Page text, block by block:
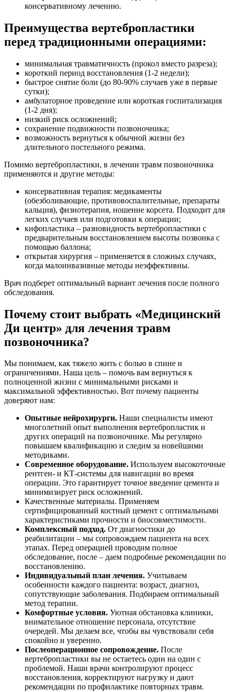
консервативному лечению.
Преимущества вертебропластики
перед традиционными операциями:
минимальная травматичность (прокол вместо разреза);
короткий период восстановления (1-2 недели);
быстрое снятие боли (до 80-90% случаев уже в первые
сутки);
амбулаторное проведение или короткая госпитализация
(1-2 дня);
низкий риск осложнений;
сохранение подвижности позвоночника;
возможность вернуться к обычной жизни без
длительного постельного режима.
Помимо вертебропластики, в лечении травм позвоночника
применяются и другие методы:
консервативная терапия: медикаменты
(обезболивающие, противовоспалительные, препараты
кальция), физиотерапия, ношение корсета. Подходит для
легких случаев или подготовки к операции;
кифопластика – разновидность вертебропластики с
предварительным восстановлением высоты позвонка с
помощью баллона;
открытая хирургия – применяется в сложных случаях,
когда малоинвазивные методы неэффективны.
Врач подберет оптимальный вариант лечения после полного
обследования.
Почему стоит выбрать «Медицинский
Ди центр» для лечения травм
позвоночника?
Мы понимаем, как тяжело жить с болью в спине и
ограничениями. Наша цель – помочь вам вернуться к
полноценной жизни с минимальными рисками и
максимальной эффективностью. Вот почему пациенты
доверяют нам:
Опытные нейрохирурги. Наши специалисты имеют
многолетний опыт выполнения вертебропластик и
других операций на позвоночнике. Мы регулярно
повышаем квалификацию и следим за новейшими
методиками.
Современное оборудование. Используем высокоточные
рентген- и КТ-системы для навигации во время
операции. Это гарантирует точное введение цемента и
минимизирует риск осложнений.
Качественные материалы. Применяем
сертифицированный костный цемент с оптимальными
характеристиками прочности и биосовместимости.
Комплексный подход. От диагностики до
реабилитации – мы сопровождаем пациента на всех
этапах. Перед операцией проводим полное
обследование, после – даем подробные рекомендации по
восстановлению.
Индивидуальный план лечения. Учитываем
особенности каждого пациента: возраст, диагноз,
сопутствующие заболевания. Подбираем оптимальный
метод терапии.
Комфортные условия. Уютная обстановка клиники,
внимательное отношение персонала, отсутствие
очередей. Мы делаем все, чтобы вы чувствовали себя
спокойно и уверенно.
Послеоперационное сопровождение. После
вертебропластики вы не остаетесь один на один с
проблемой. Наши врачи контролируют процесс
восстановления, корректируют нагрузку и дают
рекомендации по профилактике повторных травм.